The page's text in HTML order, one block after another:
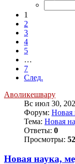
1
2
3
4
5
…
7
След.
Аволикешвару
Вс июл 30,
Форум: Новая
Тема: Новая
Ответы: 0
Просмотры:
Новая наука,